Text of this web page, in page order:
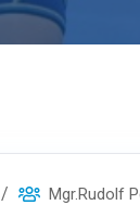
Mgr.Rudolf